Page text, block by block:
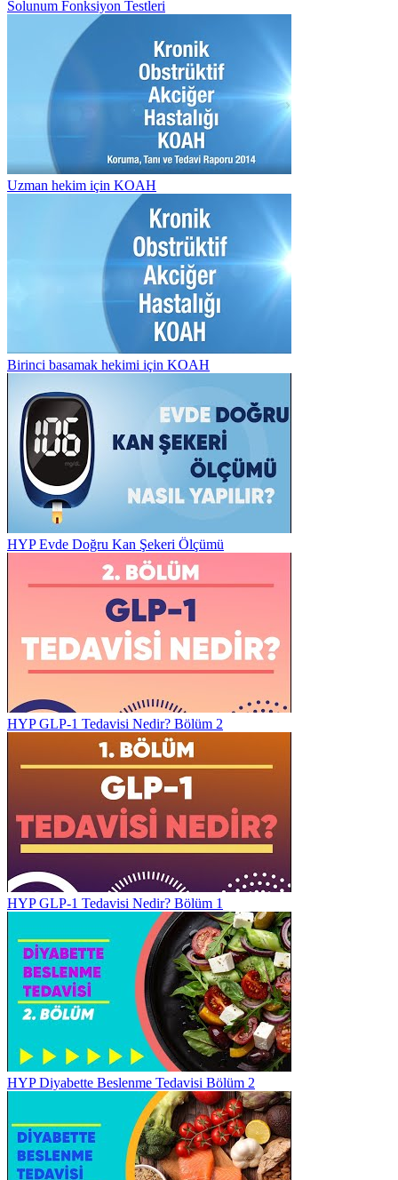
Solunum Fonksiyon Testleri
Uzman hekim için KOAH
Birinci basamak hekimi için KOAH
HYP Evde Doğru Kan Şekeri Ölçümü
HYP GLP-1 Tedavisi Nedir? Bölüm 2
HYP GLP-1 Tedavisi Nedir? Bölüm 1
HYP Diyabette Beslenme Tedavisi Bölüm 2